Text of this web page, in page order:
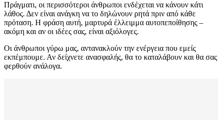
Πράγματι, οι περισσότεροι άνθρωποι ενδέχεται να κάνουν κάτι
λάθος. Δεν είναι ανάγκη να το δηλώνουν ρητά πριν από κάθε
πρόταση. Η φράση αυτή, μαρτυρά έλλειμμα αυτοπεποίθησης –
ακόμη και αν οι ιδέες σας, είναι αξιόλογες.
Οι άνθρωποι γύρω μας, αντανακλούν την ενέργεια που εμείς
εκπέμπουμε. Αν δείχνετε ανασφαλής, θα το καταλάβουν και θα σας
φερθούν ανάλογα.